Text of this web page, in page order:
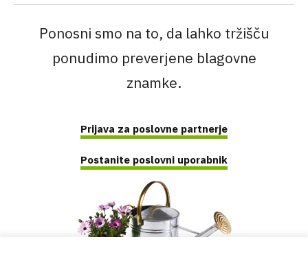
Ponosni smo na to, da lahko tržišču
ponudimo preverjene blagovne
znamke.
Prijava za poslovne partnerje
Postanite poslovni uporabnik